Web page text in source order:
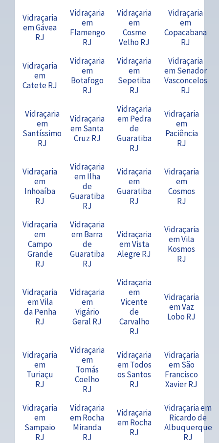
Vidraçaria
em Gávea
RJ
Vidraçaria
em
Flamengo
RJ
Vidraçaria
em
Cosme
Velho RJ
Vidraçaria
em
Copacabana
RJ
Vidraçaria
em
Catete RJ
Vidraçaria
em
Botafogo
RJ
Vidraçaria
em
Sepetiba
RJ
Vidraçaria
em Senador
Vasconcelos
RJ
Vidraçaria
em
Santíssimo
RJ
Vidraçaria
em Santa
Cruz RJ
Vidraçaria
em Pedra
de
Guaratiba
RJ
Vidraçaria
em
Paciência
RJ
Vidraçaria
em
Inhoaíba
RJ
Vidraçaria
em Ilha
de
Guaratiba
RJ
Vidraçaria
em
Guaratiba
RJ
Vidraçaria
em
Cosmos
RJ
Vidraçaria
em
Campo
Grande
RJ
Vidraçaria
em Barra
de
Guaratiba
RJ
Vidraçaria
em Vista
Alegre RJ
Vidraçaria
em Vila
Kosmos
RJ
Vidraçaria
em Vila
da Penha
RJ
Vidraçaria
em
Vigário
Geral RJ
Vidraçaria
em
Vicente
de
Carvalho
RJ
Vidraçaria
em Vaz
Lobo RJ
Vidraçaria
em
Turiaçu
RJ
Vidraçaria
em
Tomás
Coelho
RJ
Vidraçaria
em Todos
os Santos
RJ
Vidraçaria
em São
Francisco
Xavier RJ
Vidraçaria
em
Sampaio
RJ
Vidraçaria
em Rocha
Miranda
RJ
Vidraçaria
em Rocha
RJ
Vidraçaria em
Ricardo de
Albuquerque
RJ